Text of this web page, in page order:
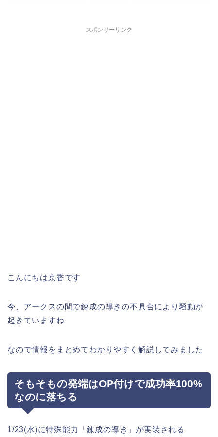
スポンサーリンク
こんにちは京香です
今、アークスの間で錬成の導きの不具合により騒動が
起きていますね
なので情報をまとめてわかりやすく解説してみました
そもそもの発端はOP付けで成功率100%
なのに落ちる
1/23(水)に特殊能力「錬成の導き」が実装される